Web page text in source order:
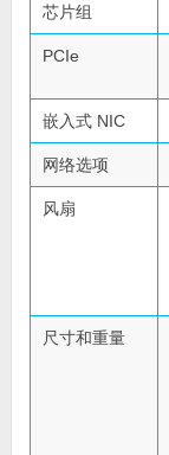
芯片组
PCIe
嵌入式 NIC
网络选项
风扇
尺寸和重量